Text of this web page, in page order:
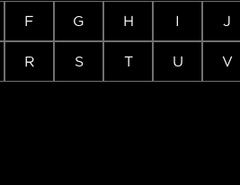
F G H I J
R S T U V